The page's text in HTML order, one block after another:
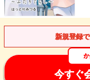
新規登録で
今すぐ